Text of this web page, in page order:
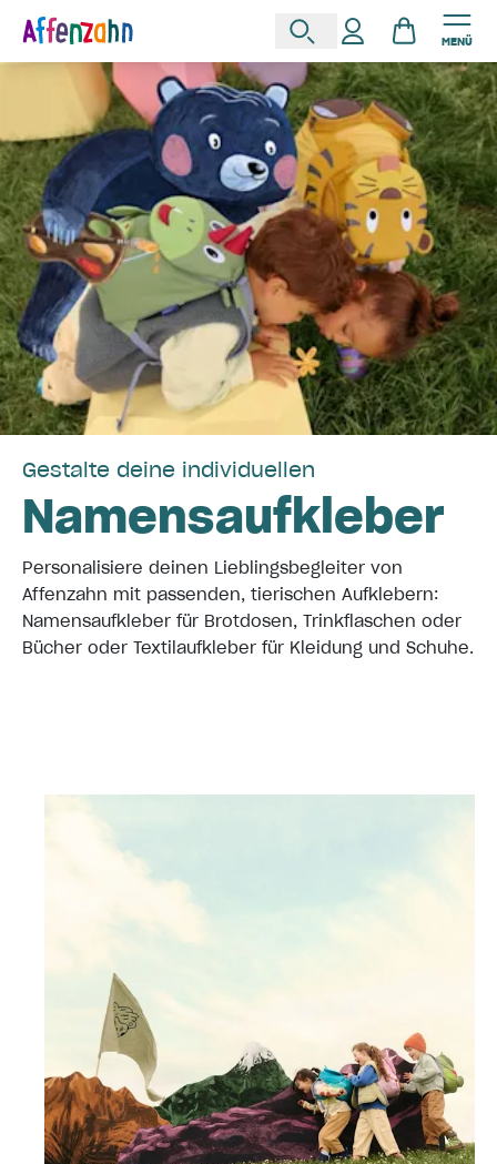
MENÜ
Gestalte deine individuellen
Namensaufkleber
Personalisiere deinen Lieblingsbegleiter von
Affenzahn mit passenden, tierischen Aufklebern:
Namensaufkleber für Brotdosen, Trinkflaschen oder
Bücher oder Textilaufkleber für Kleidung und Schuhe.